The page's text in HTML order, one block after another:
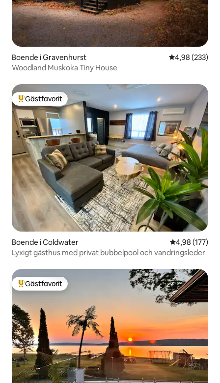
Boende i Gravenhurst 4,98 av 5 i
4,98 (233)
Woodland Muskoka Tiny House
Populär gästfavorit
Gästfavorit
Boende i Coldwater 4,98 av 5 i
4,98 (177)
Lyxigt gästhus med privat bubbelpool och vandringsleder
Populär gästfavorit
Gästfavorit